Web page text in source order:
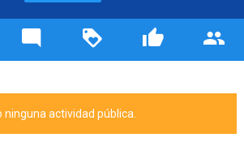
actividad pública.